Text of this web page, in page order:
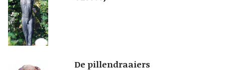
De pillendraaiers